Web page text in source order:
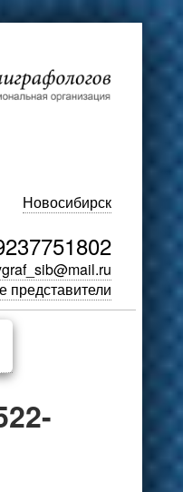
Новосибирск
представители